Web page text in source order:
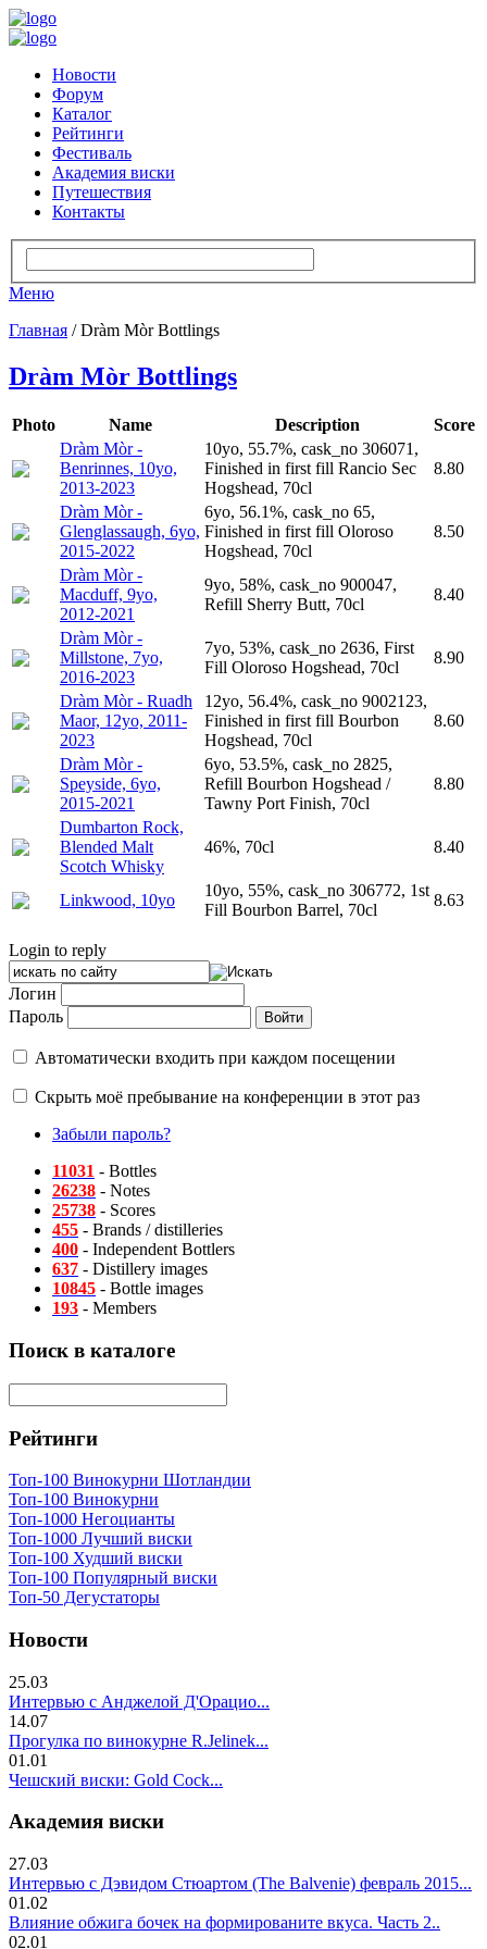
Новости
Форум
Каталог
Рейтинги
Фестиваль
Академия виски
Путешествия
Контакты
Меню
Главная / Dràm Mòr Bottlings
Dràm Mòr Bottlings
Photo Name Description
Score
Dràm Mòr -
Benrinnes, 10yo,
2013-2023
10yo, 55.7%, cask_no 306071,
Finished in first fill Rancio Sec
Hogshead, 70cl
8.80
Dràm Mòr -
Glenglassaugh, 6yo,
2015-2022
6yo, 56.1%, cask_no 65,
Finished in first fill Oloroso
Hogshead, 70cl
8.50
Dràm Mòr -
Macduff, 9yo,
2012-2021
9yo, 58%, cask_no 900047,
Refill Sherry Butt, 70cl
8.40
Dràm Mòr -
Millstone, 7yo,
2016-2023
7yo, 53%, cask_no 2636, First
Fill Oloroso Hogshead, 70cl
8.90
Dràm Mòr - Ruadh
Maor, 12yo, 2011-
2023
12yo, 56.4%, cask_no 9002123,
Finished in first fill Bourbon
Hogshead, 70cl
8.60
Dràm Mòr -
Speyside, 6yo,
2015-2021
6yo, 53.5%, cask_no 2825,
Refill Bourbon Hogshead /
Tawny Port Finish, 70cl
8.80
Dumbarton Rock,
Blended Malt
Scotch Whisky
46%, 70cl 8.40
Linkwood, 10yo
10yo, 55%, cask_no 306772, 1st
Fill Bourbon Barrel, 70cl
8.63
Login to reply
Логин
Пароль
Автоматически входить при каждом посещении
Скрыть моё пребывание на конференции в этот раз
Забыли пароль?
11031 - Bottles
26238 - Notes
25738 - Scores
455 - Brands / distilleries
400 - Independent Bottlers
637 - Distillery images
10845 - Bottle images
193 - Members
Поиск в каталоге
Рейтинги
Топ-100 Винокурни Шотландии
Топ-100 Винокурни
Топ-1000 Негоцианты
Топ-1000 Лучший виски
Топ-100 Худший виски
Топ-100 Популярный виски
Топ-50 Дегустаторы
Новости
25.03
Интервью с Анджелой Д'Орацио...
14.07
Прогулка по винокурне R.Jelinek...
01.01
Чешский виски: Gold Cock...
Академия виски
27.03
Интервью с Дэвидом Стюартом (The Balvenie) февраль 2015...
01.02
Влияние обжига бочек на формированите вкуса. Часть 2..
02.01